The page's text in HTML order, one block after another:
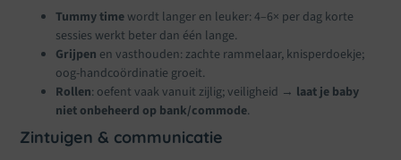
Tummy time wordt langer en leuker: 4–6× per dag korte
sessies werkt beter dan één lange.
Grijpen en vasthouden: zachte rammelaar, knisperdoekje;
oog-handcoördinatie groeit.
Rollen: oefent vaak vanuit zijlig; veiligheid → laat je baby
niet onbeheerd op bank/commode.
Zintuigen & communicatie